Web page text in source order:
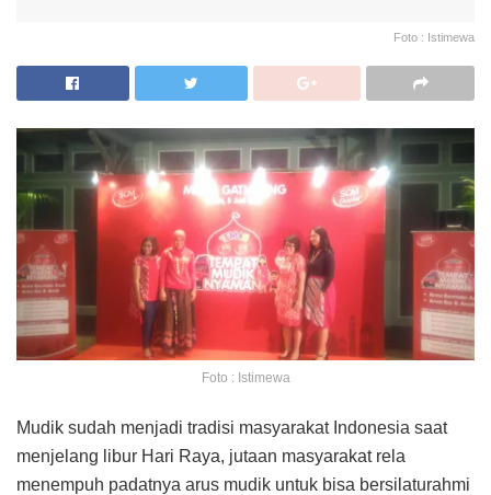
Foto : Istimewa
Foto : Istimewa
Mudik sudah menjadi tradisi masyarakat Indonesia saat
menjelang libur Hari Raya, jutaan masyarakat rela
menempuh padatnya arus mudik untuk bisa bersilaturahmi